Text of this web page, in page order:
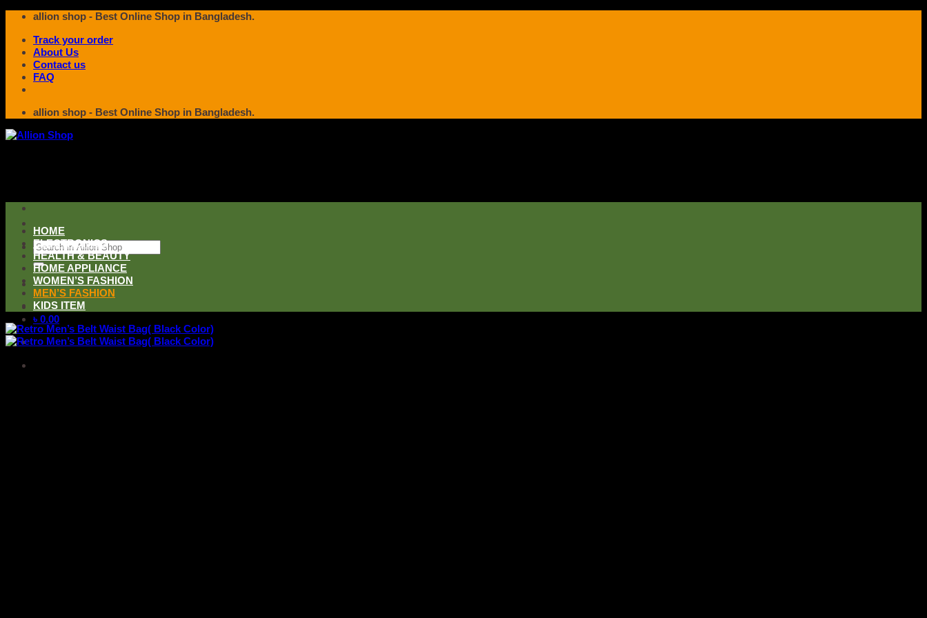
Skip
content
allion shop - Best Online Shop in Bangladesh.
Track your order
About Us
Contact us
FAQ
allion shop - Best Online Shop in Bangladesh.
Search
for:
৳ 0.00
HOME
ELECTRONICS
HEALTH & BEAUTY
HOME APPLIANCE
WOMEN’S FASHION
MEN’S FASHION
KIDS ITEM